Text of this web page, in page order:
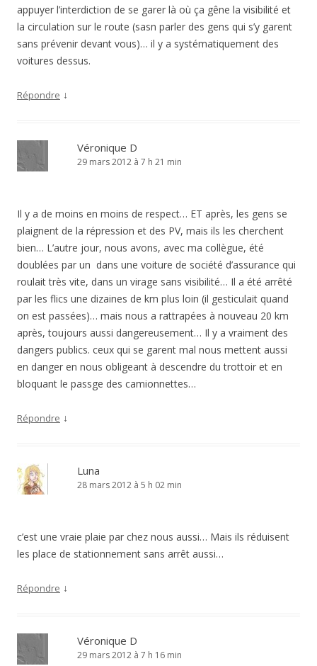
appuyer l’interdiction de se garer là où ça gêne la visibilité et
la circulation sur le route (sasn parler des gens qui s’y garent
sans prévenir devant vous)… il y a systématiquement des
voitures dessus.
Répondre ↓
Véronique D
29 mars 2012 à 7 h 21 min
Il y a de moins en moins de respect… ET après, les gens se
plaignent de la répression et des PV, mais ils les cherchent
bien… L’autre jour, nous avons, avec ma collègue, été
doublées par un dans une voiture de société d’assurance qui
roulait très vite, dans un virage sans visibilité… Il a été arrêté
par les flics une dizaines de km plus loin (il gesticulait quand
on est passées)… mais nous a rattrapées à nouveau 20 km
après, toujours aussi dangereusement… Il y a vraiment des
dangers publics. ceux qui se garent mal nous mettent aussi
en danger en nous obligeant à descendre du trottoir et en
bloquant le passge des camionnettes…
Répondre ↓
Luna
28 mars 2012 à 5 h 02 min
c’est une vraie plaie par chez nous aussi… Mais ils réduisent
les place de stationnement sans arrêt aussi…
Répondre ↓
Véronique D
29 mars 2012 à 7 h 16 min